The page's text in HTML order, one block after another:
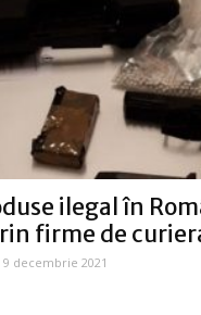
ilegal în
firme de
9 decembrie 2021